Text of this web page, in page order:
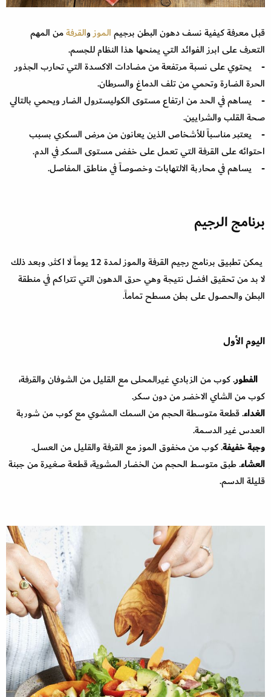
قبل معرفة كيفية نسف دهون البطن برجيمالموزوالقرفةمن المهم
التعرف على ابرز الفوائد التي يمنحها هذا النظام للجسم.
- يحتوي على نسبة مرتفعة من مضادات الاكسدة التي تحارب الجذور
الحرة الضارة وتحمي من تلف الدماغ والسرطان.
- يساهم في الحد من ارتفاع مستوى الكوليسترول الضار ويحمي بالتالي
صحة القلب والشرايين.
- يعتبر مناسباً للأشخاص الذين يعانون من مرض السكري بسبب
احتوائه على القرفة التي تعمل على خفض مستوى السكر في الدم.
- يساهم في محاربة الالتهابات وخصوصاً في مناطق المفاصل.
برنامج الرجيم
يمكن تطبيق برنامج رجيم القرفة والموز لمدة 12 يوماً لا اكثر. وبعد ذلك
لا بد من تحقيق افضل نتيجة وهي حرق الدهون التي تتراكم في منطقة
البطن والحصول على بطن مسطح تماماً.
اليوم الأول
الفطور. كوب من الزبادي غيرالمحلى مع القليل من الشوفان والقرفة،
كوب من الشاي الاخضر من دون سكر.
الغداء. قطعة متوسطة الحجم من السمك المشوي مع كوب من شوربة
العدس غير الدسمة.
وجبة خفيفة. كوب من مخفوق الموز مع القرفة والقليل من العسل.
العشاء. طبق متوسط الحجم من الخضار المشوية، قطعة صغيرة من جبنة
قليلة الدسم.